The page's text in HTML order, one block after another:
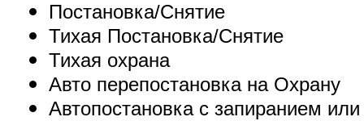
Постановка/Снятие
Тихая Постановка/Снятие
Тихая охрана
Авто перепостановка на Охрану
Автопостановка с запиранием